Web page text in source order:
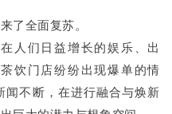
了全面复苏。
人们日益增长的娱乐、出
饮门店纷纷出现爆单的情
不断，在进行融合与焕新